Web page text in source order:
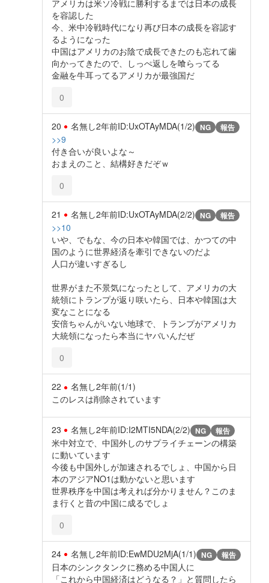
アメリカは米ソ冷戦に勝利するまでは日本の成長
を容認した
今、米中冷戦時代になり再び日本の成長を容認す
るようになった
中国はアメリカのお陰で成長できたのも忘れて歯
向かってきたので、しっぺ返しを喰らってる
金融を牛耳ってるアメリカが最強国だ
0
20 名無し2年前ID:UxOTAyMDA(1/2) NG 報告
>>9
付き合いが良いよな～
おまえのこと、結構好きだぞｗ
0
21 名無し2年前ID:UxOTAyMDA(2/2) NG 報告
>>10
いや、でもな、今の日本や韓国では、かつての中
国のように世界経済を牽引できないのだよ
人口が違いすぎるし
世界がまた不景気になったとして、アメリカの大
統領にトランプが返り咲いたら、日本や韓国は大
変なことになる
安倍ちゃんがいない地球で、トランプがアメリカ
大統領になったら本当にヤバいんだぜ
0
22 名無し2年前(1/1)
このレスは削除されています
23 名無し2年前ID:I2MTI5NDA(2/2) NG 報告
米中対立で、中国外しのサプライチェーンの構築
に動いています
今後も中国外しが加速されるでしょ、中国から日
本のアジアNO1は動かないと思います
世界秩序を中国は考えれば分かりません？このま
ま行くと昔の中国に成るでしょ
0
24 名無し2年前ID:EwMDU2MjA(1/1) NG 報告
日本のシンクタンクに務める中国人に
「これから中国経済はどうなる？」と質問したら